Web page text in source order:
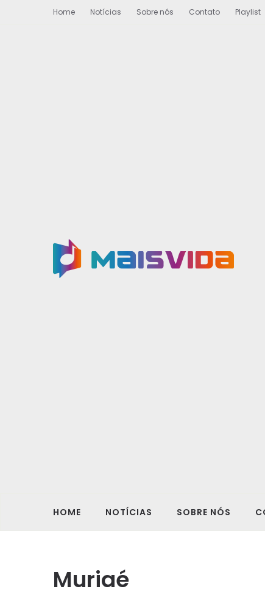
Home Notícias Sobre nós Contato Playlist
HOME NOTÍCIAS SOBRE NÓS
Muriaé